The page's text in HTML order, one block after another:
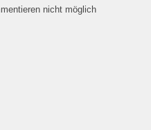
nicht möglich